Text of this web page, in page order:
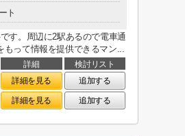
ト
す。周辺に2駅あるので電車通
もって情報を提供できるマン...
詳細
検討リスト
詳細を見る
追加する
詳細を見る 追加する